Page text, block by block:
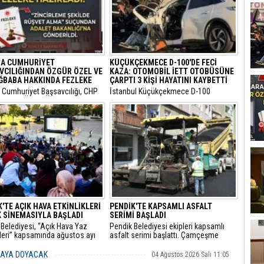
CUMHURİYET
ÖZGÜR ÖZEL VE
HAKKINDA FEZLEKE
Başsavcılığı, CHP
Özgür Özel ile CHP
Milletvekili Veli Ağbaba
yasal incelemelerin
ve her iki isim için de
kaldırılması
fezleke hazırlandığını
KÜÇÜKÇEKMECE D-100'DE FECİ
KAZA: OTOMOBİL İETT OTOBÜSÜNE
ÇARPTI 3 KİŞİ HAYATINI KAYBETTİ
​İstanbul Küçükçekmece D-100
Karayolu Edirne istikametinde
sürücüsünün kimliği henüz tespit
edilemeyen 34 BLN 100 plakalı
otomobil, önünde seyreden bir İETT
otobüsüne arkadan hızla çarptı.
AÇIK HAVA ETKİNLİKLERİ
SİNEMASIYLA BAŞLADI
“Açık Hava Yaz
kapsamında ağustos ayı
ve açık hava tiyatrolarıyla
PENDİK'TE KAPSAMLI ASFALT
SERİMİ BAŞLADI
Pendik Belediyesi ekipleri kapsamlı
asfalt serimi başlattı. Çamçeşme
ekipler, caddenin Kemalpaşa ile Misakı
Milli Caddeleri arasında kalan yaklaşık
DOYACAK 04 Ağustos 2026 Salı 11:05